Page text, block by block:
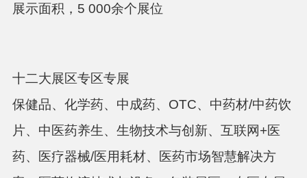
展示面积，5 000余个展位
十二大展区专区专展
保健品、化学药、中成药、OTC、中药材/中药饮
片、中医药养生、生物技术与创新、互联网+医
药、医疗器械/医用耗材、医药市场智慧解决方